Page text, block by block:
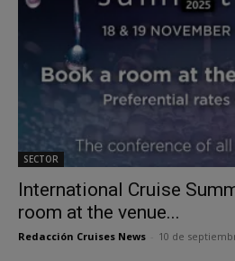
SECTOR
International Cruise
room at the venue...
Redacción Cruises News 10 de